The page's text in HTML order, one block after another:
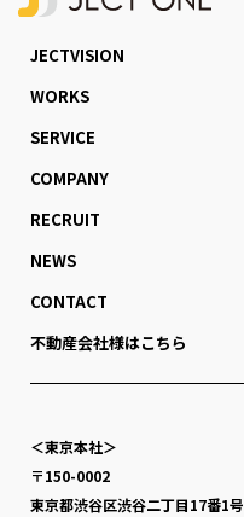
JECTVISION
WORKS
SERVICE
COMPANY
RECRUIT
NEWS
CONTACT
不動産会社様はこちら
＜東京本社＞
〒150-0002
東京都渋谷区渋谷二丁目17番1号